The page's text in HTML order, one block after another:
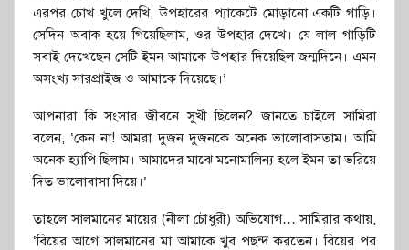
এরপর চোখ খুলে দেখি, উপহারের প্যাকেটে মোড়ানো একটি গাড়ি।
সেদিন অবাক হয়ে গিয়েছিলাম, ওর উপহার দেখে। যে লাল গাড়িটি
সবাই দেখেছেন সেটি ইমন আমাকে উপহার দিয়েছিল জন্মদিনে। এমন
অসংখ্য সারপ্রাইজ ও আমাকে দিয়েছে।’
আপনারা কি সংসার জীবনে সুখী ছিলেন? জানতে চাইলে সামিরা
বলেন, ‘কেন না! আমরা দুজন দুজনকে অনেক ভালোবাসতাম। আমি
অনেক হ্যাপি ছিলাম। আমাদের মাঝে মনোমালিন্য হলে ইমন তা ভরিয়ে
দিত ভালোবাসা দিয়ে।’
তাহলে সালমানের মায়ের (নীলা চৌধুরী) অভিযোগ… সামিরার কথায়,
‘বিয়ের আগে সালমানের মা আমাকে খুব পছন্দ করতেন। বিয়ের পর